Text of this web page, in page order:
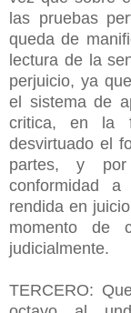
TERCERO: